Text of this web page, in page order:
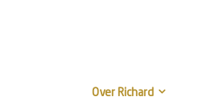
Over Richard